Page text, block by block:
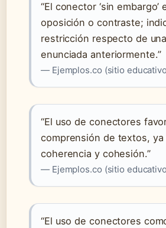
“El conector ‘sin
oposición o contraste;
restricción respecto de
enunciada anteriormente.”
— Ejemplos.co (sitio
“El uso de conectores
comprensión de textos, ya
coherencia y cohesión.”
— Ejemplos.co (sitio
“El uso de conectores